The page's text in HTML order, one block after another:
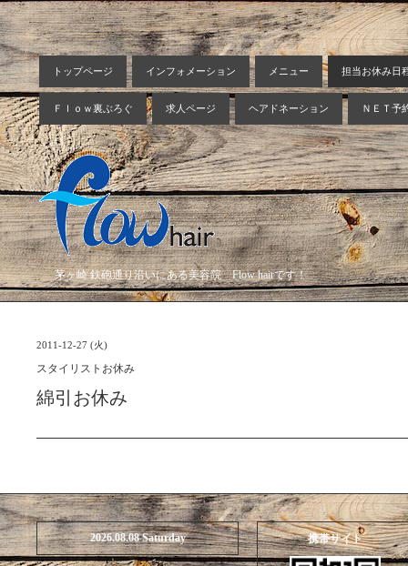
トップページ インフォメーション メニュー 担当お休み日
Ｆｌｏｗ裏ぶろぐ 求人ページ ヘアドネーション ＮＥＴ予
茅ヶ崎 鉄砲通り沿いにある美容院 Flow hairです！
2011-12-27 (火)
スタイリストお休み
綿引お休み
2026.08.08 Saturday 携帯サイト